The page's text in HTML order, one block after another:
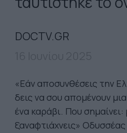
DOCTV.GR
«Εάν αποσυνθέσεις την
δεις να σου απομένουν
ένα καράβι. Που
ξαναφτιάχνεις»